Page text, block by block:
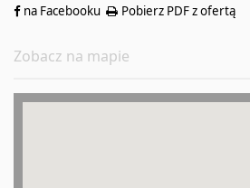
na Facebooku Pobierz PDF z ofertą
Zobacz na mapie